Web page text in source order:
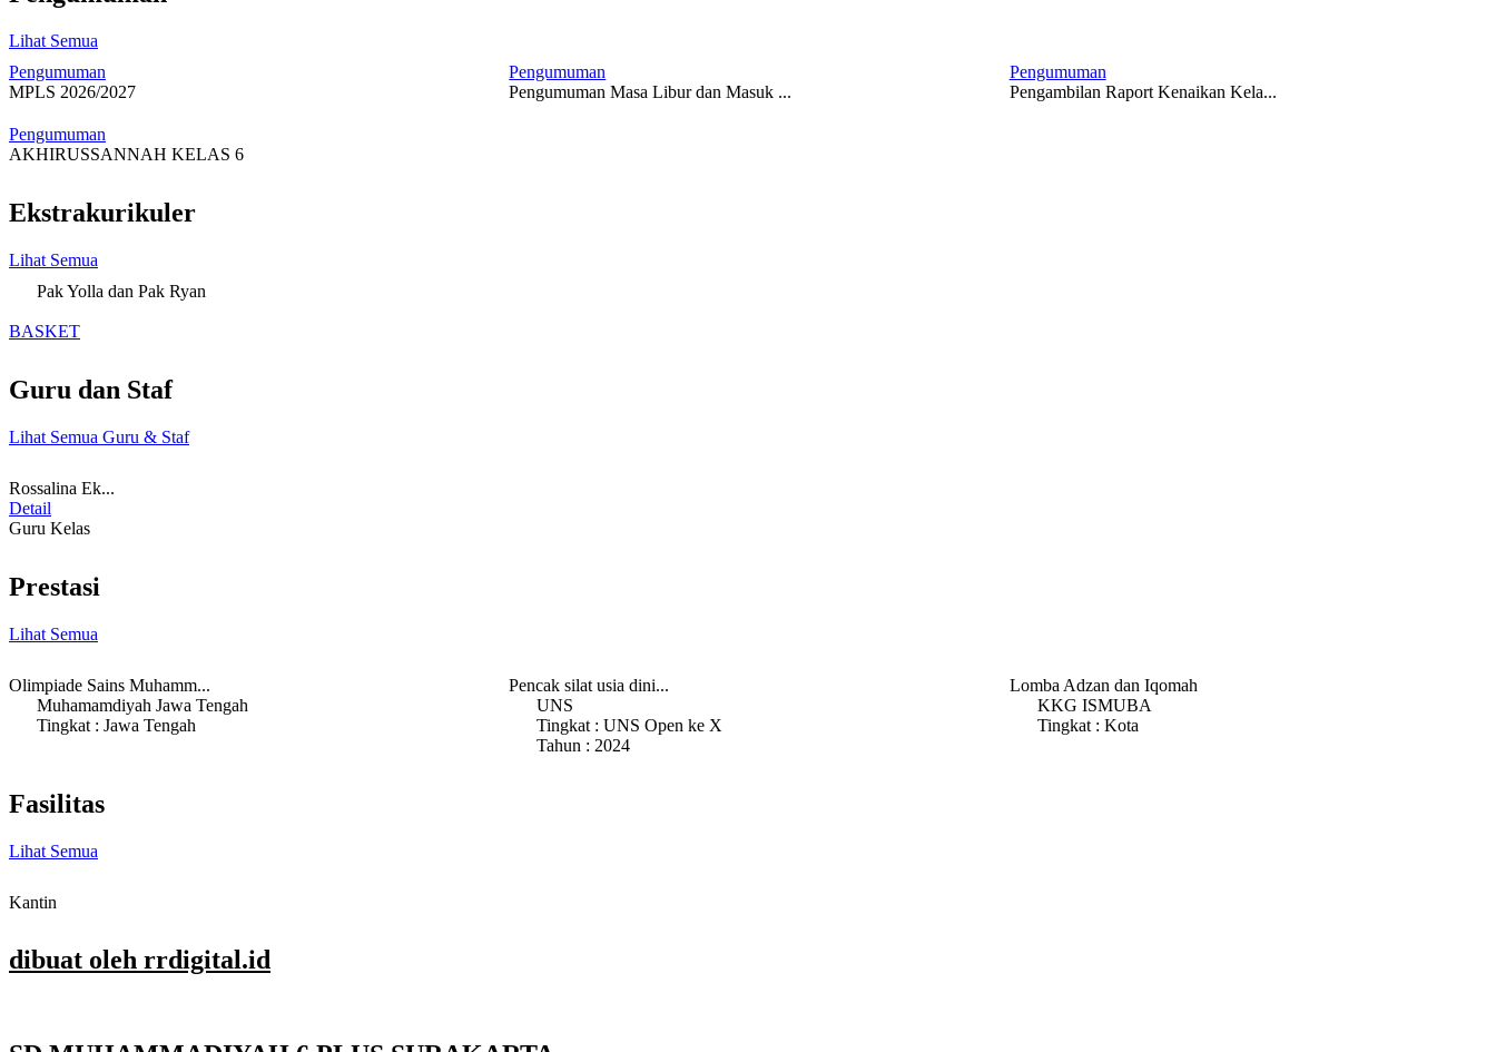
Lihat Semua
Pengumuman
MPLS 2026/2027
Pengumuman
Pengumuman Masa Libur dan Masuk ...
Pengumuman
Pengambilan Raport Kenaikan Kela...
Pengumuman
AKHIRUSSANNAH KELAS 6
Ekstrakurikuler
Lihat Semua
Pak Yolla dan Pak Ryan
BASKET
Guru dan Staf
Lihat Semua Guru & Staf
Rossalina Ek...
Detail
Guru Kelas
Prestasi
Lihat Semua
Olimpiade Sains Muhamm...
Muhamamdiyah Jawa Tengah
Tingkat : Jawa Tengah
Pencak silat usia dini...
UNS
Tingkat : UNS Open ke X
Tahun : 2024
Lomba Adzan dan Iqomah
KKG ISMUBA
Tingkat : Kota
Fasilitas
Lihat Semua
Kantin
dibuat oleh rrdigital.id